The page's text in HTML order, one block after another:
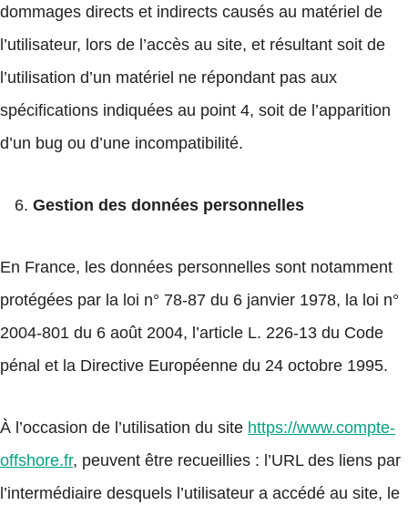
dommages directs et indirects causés au matériel de
l’utilisateur, lors de l’accès au site, et résultant soit de
l’utilisation d’un matériel ne répondant pas aux
spécifications indiquées au point 4, soit de l’apparition
d’un bug ou d’une incompatibilité.
Gestion des données personnelles
En France, les données personnelles sont notamment
protégées par la loi n° 78-87 du 6 janvier 1978, la loi n°
2004-801 du 6 août 2004, l’article L. 226-13 du Code
pénal et la Directive Européenne du 24 octobre 1995.
À l’occasion de l’utilisation du site https://www.compte-
offshore.fr, peuvent être recueillies : l’URL des liens par
l’intermédiaire desquels l’utilisateur a accédé au site, le